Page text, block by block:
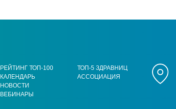
РЕЙТИНГ ТОП-100
КАЛЕНДАРЬ
НОВОСТИ
ВЕБИНАРЫ
ТОП-5 ЗДРАВНИЦ
АССОЦИАЦИЯ